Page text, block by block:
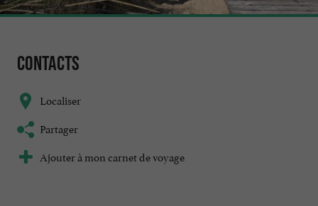
Contacts
Localiser
Partager
Ajouter à mon carnet de voyage